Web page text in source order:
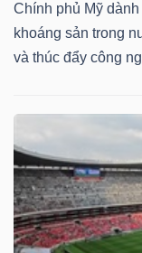
Chính phủ Mỹ
khoáng sản trong
và thúc đẩy công